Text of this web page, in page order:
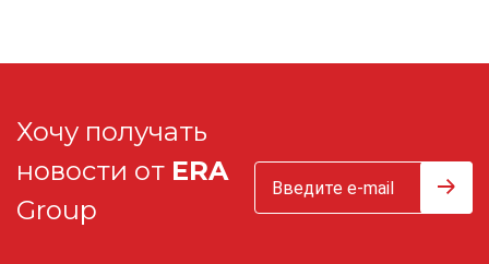
Хочу получать
новости от ERA
Group